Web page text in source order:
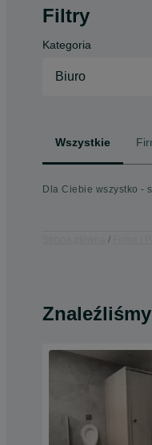
Filtry
Kategoria
Biuro
Wszystkie
Dla Ciebie wszystko -